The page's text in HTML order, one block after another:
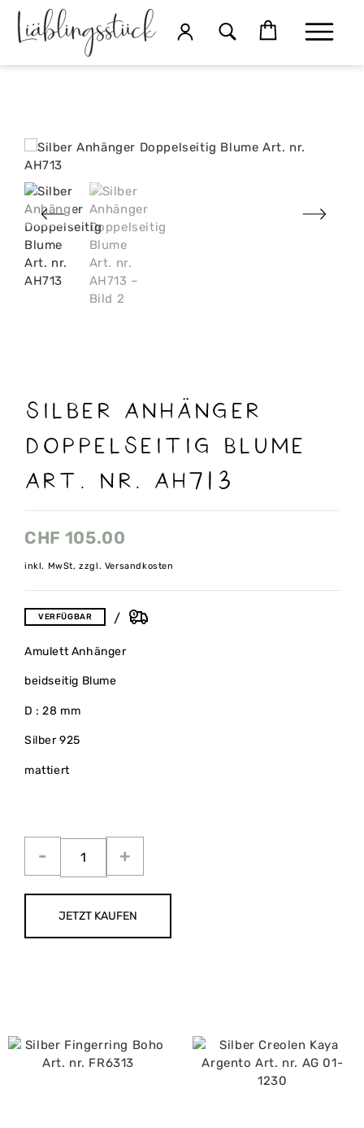
Silber Anhänger
Doppelseitig Blume
Art. nr. AH713
CHF 105.00
inkl. MwSt, zzgl. Versandkosten
VERFÜGBAR
Amulett Anhänger
beidseitig Blume
D : 28 mm
Silber 925
mattiert
JETZT KAUFEN